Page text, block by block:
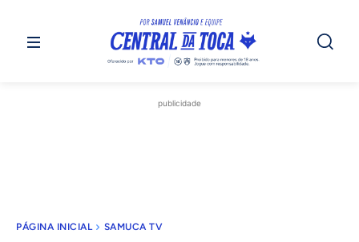
publicidade
PÁGINA INICIAL SAMUCA TV